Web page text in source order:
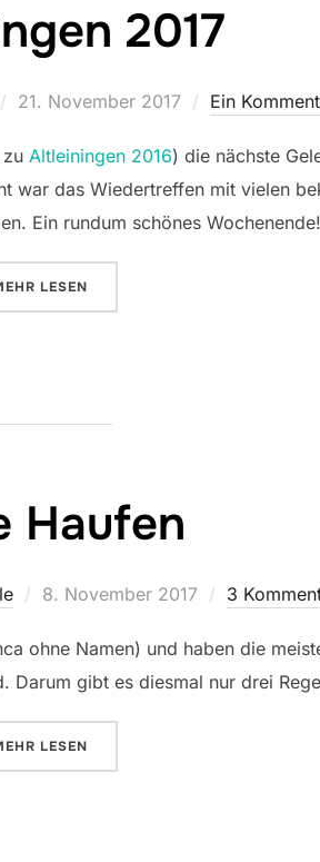
2017
Veröffentlicht
21. November 2017 Ein
Altleiningen 2016) die nächste
war das Wiedertreffen mit vielen
Ein rundum schönes
ÜBER „ALTLEININGEN 2017“
LESEN
Haufen
Veröffentlicht
8. November 2017 3
ohne Namen) und haben die
Darum gibt es diesmal nur drei
ÜBER „LINKE HAUFEN“
LESEN